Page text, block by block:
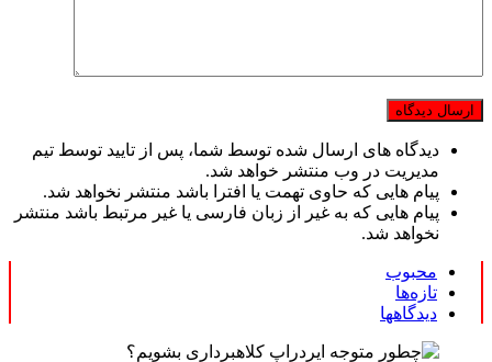
دیدگاه های ارسال شده توسط شما، پس از تایید توسط تیم
مدیریت در وب منتشر خواهد شد.
پیام هایی که حاوی تهمت یا افترا باشد منتشر نخواهد شد.
پیام هایی که به غیر از زبان فارسی یا غیر مرتبط باشد منتشر
نخواهد شد.
محبوب
تازه‌ها
دیدگاهها